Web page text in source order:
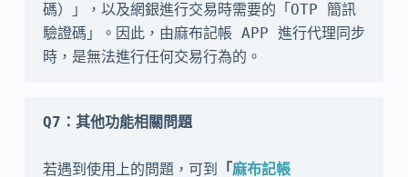
碼）」，以及網銀進行交易時需要的「OTP 簡訊
驗證碼」。因此，由麻布記帳 APP 進行代理同步
時，是無法進行任何交易行為的。
Q7：其他功能相關問題
若遇到使用上的問題，可到 「麻布記帳